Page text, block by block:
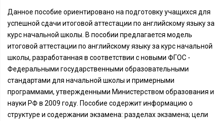
Данное пособие ориентировано на подготовку учащихся для
успешной сдачи итоговой аттестации по английскому языку за
курс начальной школы. В пособии предлагается модель
итоговой аттестации по английскому языку за курс начальной
школы, разработанная в соответствии с новыми ФГОС -
Федеральными государственными образовательными
стандартами для начальной школы и примерными
программами, утвержденными Министерством образования и
науки РФ в 2009 году. Пособие содержит информацию о
структуре и содержании экзамена: разделах экзамена; цели